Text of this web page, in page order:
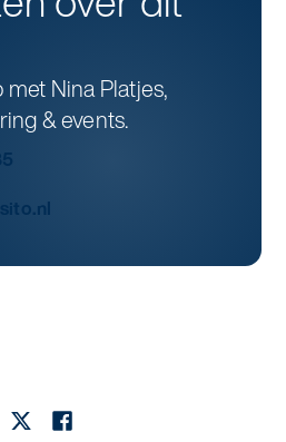
Nina Platjes,
& events.